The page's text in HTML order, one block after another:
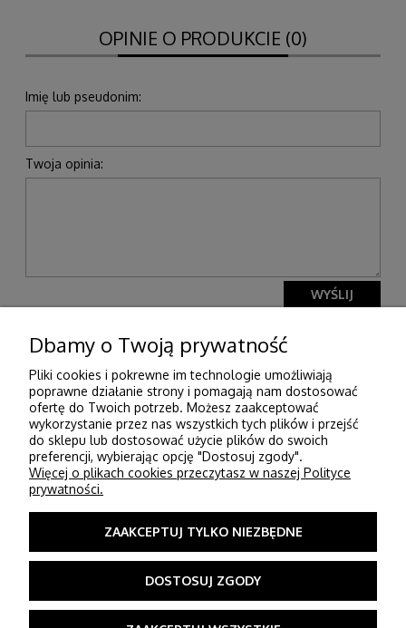
OPINIE O PRODUKCIE (0)
Imię lub pseudonim:
Twoja opinia:
WYŚLIJ
Pomoc
Moje konto
Płatności i dostawa
Informacje
© Strefa tkanin. Wszelkie prawa zastrzeżone - STREFA TKANIN ul. 3 maja
Dbamy o Twoją prywatność
Pliki cookies i pokrewne im technologie umożliwiają
poprawne działanie strony i pomagają nam dostosować
ofertę do Twoich potrzeb. Możesz zaakceptować
wykorzystanie przez nas wszystkich tych plików i przejść
do sklepu lub dostosować użycie plików do swoich
preferencji, wybierając opcję "Dostosuj zgody".
Więcej o plikach cookies przeczytasz w naszej Polityce
prywatności.
ZAAKCEPTUJ TYLKO NIEZBĘDNE
DOSTOSUJ ZGODY